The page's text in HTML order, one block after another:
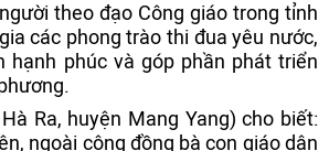
theo đạo Công giáo trong tỉnh
các phong trào thi đua yêu nước,
hạnh phúc và góp phần phát triển
Ra, huyện Mang Yang) cho biết:
ngoài cộng đồng bà con giáo dân